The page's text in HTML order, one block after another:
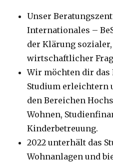
Unser
Internationales –
der Klärung
wirtschaftlicher
Wir möchten dir das
Studium erleichtern
den Bereichen
Wohnen,
Kinderbetreuung.
2022 unterhält das
Wohnanlagen und